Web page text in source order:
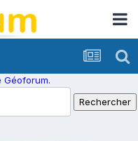
Géoforum.